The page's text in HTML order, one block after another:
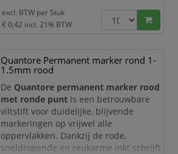
zoals papier, karton, plastic, metaal en
glas. De marker is wrijfvast, watervast
voor een lange levensduur.
Permanent markeren op vrijwel alle
oppervlakken
Deze
excl. BTW per Stuk
€ 0,42 incl. 21% BTW
Quantore Permanent marker rond 1-
1.5mm rood
De Quantore permanent marker rood
met ronde punt is een betrouwbare
viltstift voor duidelijke, blijvende
markeringen op vrijwel alle
oppervlakken. Dankzij de rode,
sneldrogende en reukarme inkt schrijft